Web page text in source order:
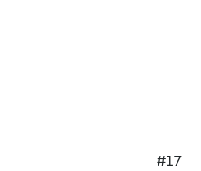
#17